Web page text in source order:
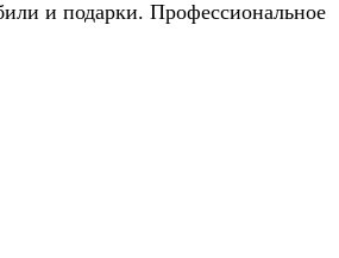
и подарки. Профессиональное